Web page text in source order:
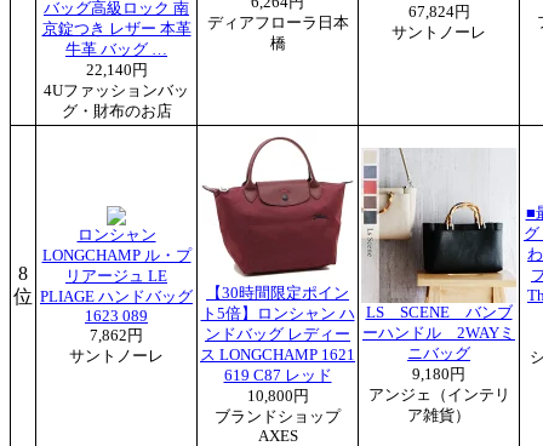
バッグ高級ロック 南
京錠つき レザー 本革
牛革 バッグ …
22,140円
4Uファッションバッ
グ・財布のお店
ディアフローラ日本
橋
67,824円
サントノーレ
8
位
ロンシャン
LONGCHAMP ル・プ
リアージュ LE
PLIAGE ハンドバッグ
1623 089
7,862円
サントノーレ
【30時間限定ポイン
ト5倍】ロンシャン ハ
ンドバッグ レディー
ス LONGCHAMP 1621
619 C87 レッド
10,800円
ブランドショップ
AXES
LS SCENE バンブ
ーハンドル 2WAYミ
ニバッグ
9,180円
アンジェ（インテリ
ア雑貨）
■
グ